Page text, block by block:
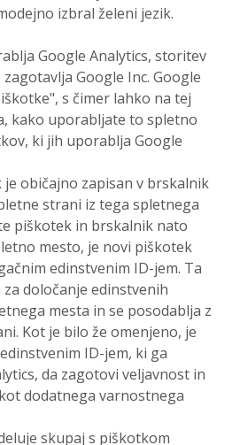
izbral želeni jezik.
Google Analytics, storitev
Google Inc. Google
s čimer lahko na tej
kako uporabljate to spletno
ki jih uporablja Google
je običajno zapisan v brskalnik
strani iz tega spletnega
piškotek in brskalnik nato
mesto, je novi piškotek
edinstvenim ID-jem. Ta
določanje edinstvenih
mesta in se posodablja z
Kot je bilo že omenjeno, je
ID-jem, ki ga
da zagotovi veljavnost in
dodatnega varnostnega
skupaj s piškotkom